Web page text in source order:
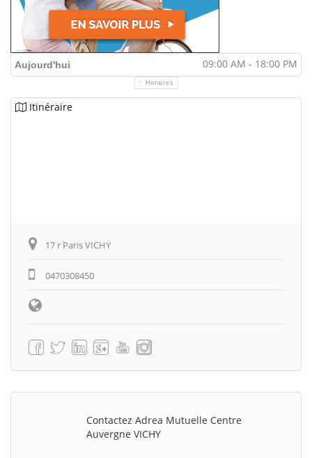
Aujourd'hui 09:00 AM - 18:00 PM
Horaires
Itinéraire
17 r Paris VICHY
0470308450
Contactez Adrea Mutuelle Centre
Auvergne VICHY